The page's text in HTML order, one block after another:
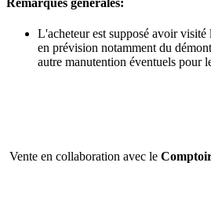
L'acheteur est supposé avoir visité
en prévision notamment du
autre manutention éventuels pour
Vente en collaboration avec le